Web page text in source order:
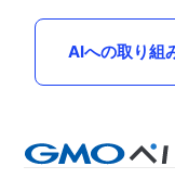
AIへの取り組